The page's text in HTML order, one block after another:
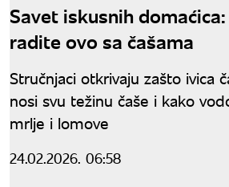
Savet iskusnih
radite ovo sa čašama
Stručnjaci otkrivaju zašto ivica
nosi svu težinu čaše i kako
mrlje i lomove
24.02.2026. 06:58